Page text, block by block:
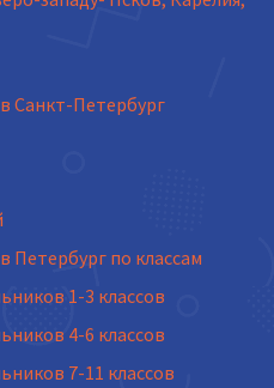
Санкт-Петербург
по классам
1-3 классов
4-6 классов
7-11 классов